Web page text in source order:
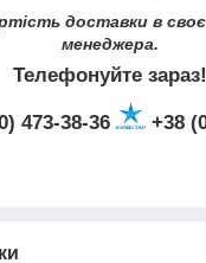
доставки в
менеджера.
Телефонуйте зараз!
473-38-36 +38